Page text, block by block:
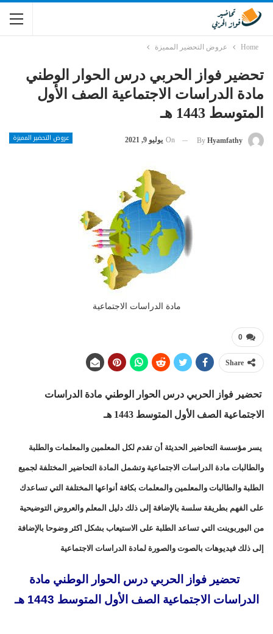
Home عروض التحضير المميزة
تحضير فواز الحربي درس الحوار الوطني
مادة الدراسات الاجتماعية الصف الأول
المتوسط 1443 هـ
عروض التحضير المميزة By Hyamfathy
On يوليو 9, 2021
مادة الدراسات الاجتماعية
0
Share
تحضير فواز الحربي درس الحوار الوطني مادة الدراسات
الاجتماعية الصف الأول المتوسط 1443 هـ
يسر مؤسسة التحاضير الحديثة أن تقدم لكل المعلمين والمعلمات والطلبة
والطالبات مادة الدراسات الاجتماعية وتشمل المادة التحاضير المختلفة لجميع
الطلبة والطالبات والمعلمين والمعلمات بكافة أنواعها المختلفة التي تساعدك
على الفهم بطريقة سلسة بالإضافة إلى ذلك دليل المعلم والعروض التوضيحية
من البوربوينت التي تساعد الطلبة على الاستيعاب بشكل اكثر وضوحا بالإضافة
إلى ذلك فيديوهات بالصوت والصورة لمادة الدراسات الاجتماعية
تحضير فواز الحربي درس الحوار الوطني مادة
الدراسات الاجتماعية الصف الأول المتوسط 1443 هـ